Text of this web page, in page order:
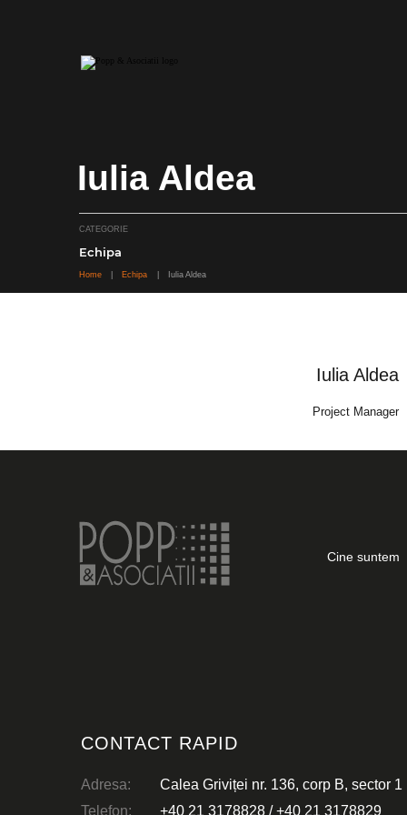
Iulia Aldea
CATEGORIE
Echipa
Home Echipa Iulia Aldea
Iulia Aldea
Project Manager
Cine suntem
CONTACT RAPID
Adresa:
Calea Griviței nr. 136, corp B, sector 1
Telefon:
+40 21 3178828 /+40 21 3178829